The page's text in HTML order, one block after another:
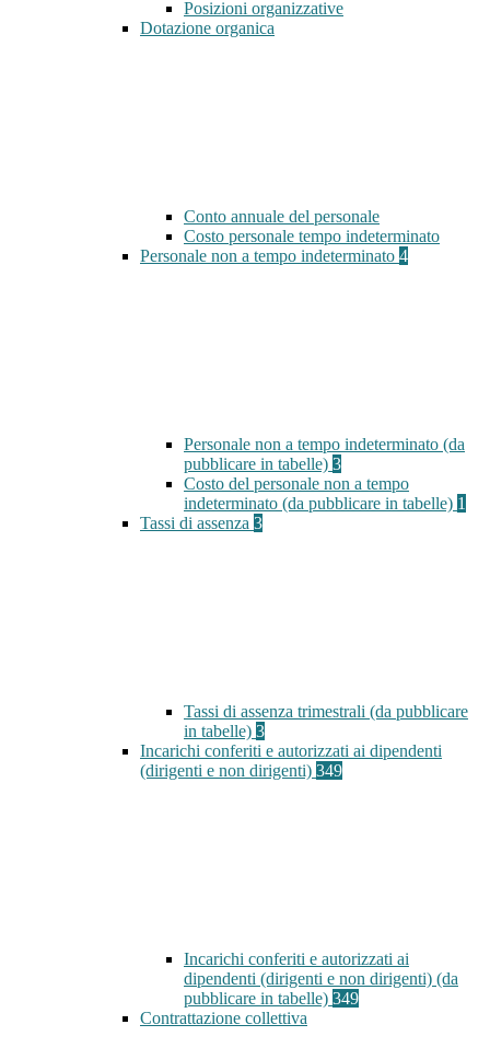
Posizioni organizzative
Dotazione organica
Conto annuale del personale
Costo personale tempo indeterminato
Personale non a tempo indeterminato 4
Personale non a tempo indeterminato (da
pubblicare in tabelle) 3
Costo del personale non a tempo
indeterminato (da pubblicare in tabelle) 1
Tassi di assenza 3
Tassi di assenza trimestrali (da pubblicare
in tabelle) 3
Incarichi conferiti e autorizzati ai dipendenti
(dirigenti e non dirigenti) 349
Incarichi conferiti e autorizzati ai
dipendenti (dirigenti e non dirigenti) (da
pubblicare in tabelle) 349
Contrattazione collettiva